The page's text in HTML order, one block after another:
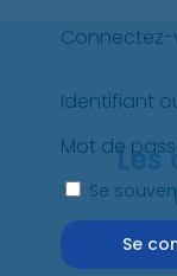
Les
Identifiant
Mot de
Se